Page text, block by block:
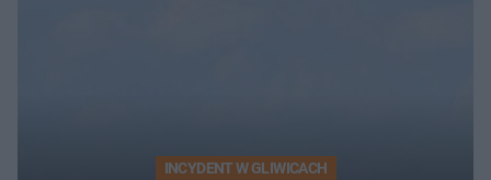
INCYDENT W GLIWICACH